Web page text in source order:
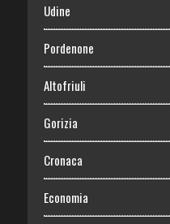
Udine
Pordenone
Altofriuli
Gorizia
Cronaca
Economia